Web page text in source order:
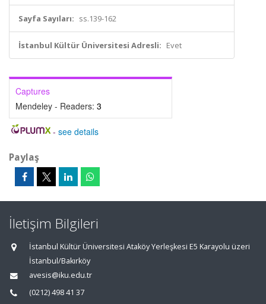
Sayfa Sayıları: ss.139-162
İstanbul Kültür Üniversitesi Adresli: Evet
Captures
Mendeley - Readers: 3
- see details
Paylaş
İletişim Bilgileri
İstanbul Kültür Üniversitesi Ataköy Yerleşkesi E5 Karayolu üzeri
İstanbul/Bakırköy
avesis@iku.edu.tr
(0212) 498 41 37